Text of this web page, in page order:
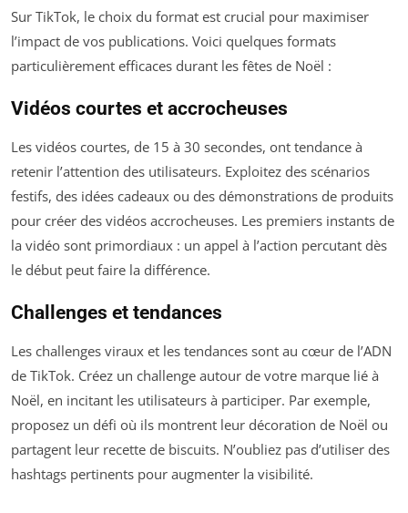
Sur TikTok, le choix du format est crucial pour maximiser
l’impact de vos publications. Voici quelques formats
particulièrement efficaces durant les fêtes de Noël :
Vidéos courtes et accrocheuses
Les vidéos courtes, de 15 à 30 secondes, ont tendance à
retenir l’attention des utilisateurs. Exploitez des scénarios
festifs, des idées cadeaux ou des démonstrations de produits
pour créer des vidéos accrocheuses. Les premiers instants de
la vidéo sont primordiaux : un appel à l’action percutant dès
le début peut faire la différence.
Challenges et tendances
Les challenges viraux et les tendances sont au cœur de l’ADN
de TikTok. Créez un challenge autour de votre marque lié à
Noël, en incitant les utilisateurs à participer. Par exemple,
proposez un défi où ils montrent leur décoration de Noël ou
partagent leur recette de biscuits. N’oubliez pas d’utiliser des
hashtags pertinents pour augmenter la visibilité.